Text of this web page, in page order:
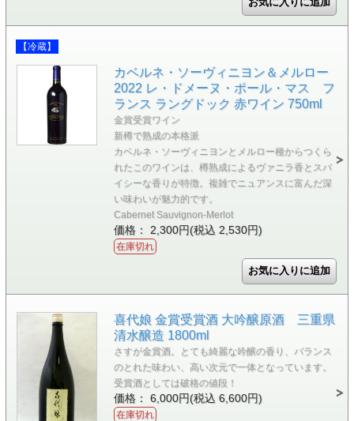
【冷蔵】
カベルネ・ソーヴィニヨン＆メルロー
2022 レ・ドメーヌ・ポール・マス フ
ランス ラングドック 赤ワイン 750ml
金賞受賞ワイン
新樽で熟成の本格派
カベルネ・ソーヴィニヨンとメルロー種からつくら
れたこのワインは、樽熟成によるヴァニラ香とスパ
イシーな香りが特徴。複雑でニュアンスに富んだ深
い味わいが魅力的です。
Cabernet Sauvignon-Merlot
価格： 2,300円(税込 2,530円)
在庫切れ
喜代娘 金賞受賞酒 大吟醸原酒 三重県
清水醸造 1800ml
さすが金賞酒。とても綺麗な吟醸の香り、バランス
のとれた味わい、高い次元で一体となっています。
受賞酒としては破格の値段！
価格： 6,000円(税込 6,600円)
在庫切れ